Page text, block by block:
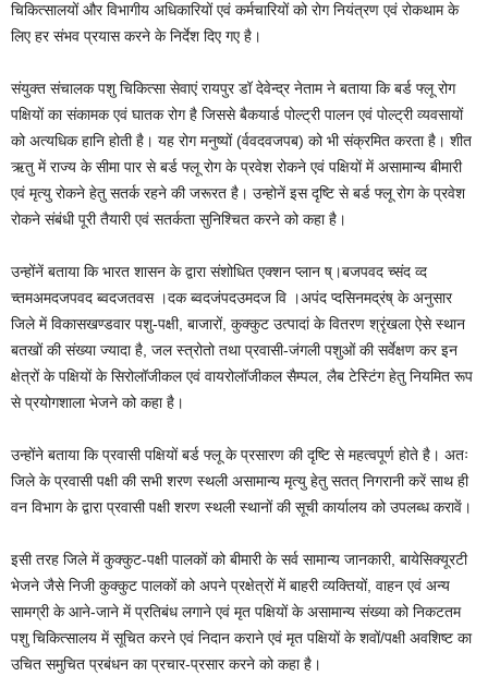
चिकित्सालयों और विभागीय अधिकारियों एवं कर्मचारियों को रोग नियंत्रण एवं रोकथाम के
लिए हर संभव प्रयास करने के निर्देश दिए गए है।
संयुक्त संचालक पशु चिकित्सा सेवाएं रायपुर डॉ देवेन्द्र नेताम ने बताया कि बर्ड फ्लू रोग
पक्षियों का संकामक एवं घातक रोग है जिससे बैकयार्ड पोल्ट्री पालन एवं पोल्ट्री व्यवसायों
को अत्यधिक हानि होती है। यह रोग मनुष्यों (र्ववदवजपब) को भी संक्रमित करता है। शीत
ऋतु में राज्य के सीमा पार से बर्ड फ्लू रोग के प्रवेश रोकने एवं पक्षियों में असामान्य बीमारी
एवं मृत्यु रोकने हेतु सतर्क रहने की जरूरत है। उन्होनें इस दृष्टि से बर्ड फ्लू रोग के प्रवेश
रोकने संबंधी पूरी तैयारी एवं सतर्कता सुनिश्चित करने को कहा है।
उन्होंनें बताया कि भारत शासन के द्वारा संशोधित एक्शन प्लान ष्।बजपवद च्संद व्द
च्तमअमदजपवद ब्वदजतवस ।दक ब्वदजंपदउमदज वि ।अपंद प्दसिनमद्रंष् के अनुसार
जिले में विकासखण्डवार पशु-पक्षी, बाजारों, कुक्कुट उत्पादां के वितरण श्रृंखला ऐसे स्थान
बतखों की संख्या ज्यादा है, जल स्त्रोतो तथा प्रवासी-जंगली पशुओं की सर्वेक्षण कर इन
क्षेत्रों के पक्षियों के सिरोलॉजीकल एवं वायरोलॉजीकल सैम्पल, लैब टेस्टिंग हेतु नियमित रूप
से प्रयोगशाला भेजने को कहा है।
उन्होंने बताया कि प्रवासी पक्षियों बर्ड फ्लू के प्रसारण की दृष्टि से महत्वपूर्ण होते है। अतः
जिले के प्रवासी पक्षी की सभी शरण स्थली असामान्य मृत्यु हेतु सतत् निगरानी करें साथ ही
वन विभाग के द्वारा प्रवासी पक्षी शरण स्थली स्थानों की सूची कार्यालय को उपलब्ध करावें।
इसी तरह जिले में कुक्कुट-पक्षी पालकों को बीमारी के सर्व सामान्य जानकारी, बायेसिक्यूरटी
भेजने जैसे निजी कुक्कुट पालकों को अपने प्रक्षेत्रों में बाहरी व्यक्तियों, वाहन एवं अन्य
सामग्री के आने-जाने में प्रतिबंध लगाने एवं मृत पक्षियों के असामान्य संख्या को निकटतम
पशु चिकित्सालय में सूचित करने एवं निदान कराने एवं मृत पक्षियों के शवों/पक्षी अवशिष्ट का
उचित समुचित प्रबंधन का प्रचार-प्रसार करने को कहा है।